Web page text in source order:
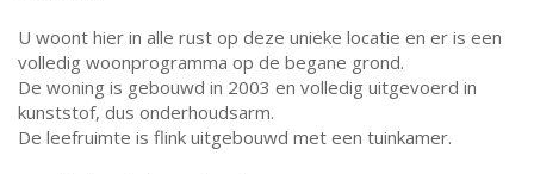
U woont hier in alle rust op deze unieke locatie en er is een
volledig woonprogramma op de begane grond.
De woning is gebouwd in 2003 en volledig uitgevoerd in
kunststof, dus onderhoudsarm.
De leefruimte is flink uitgebouwd met een tuinkamer.